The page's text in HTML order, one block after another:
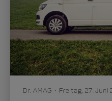
Dr. AMAG Freitag, 27. Juni